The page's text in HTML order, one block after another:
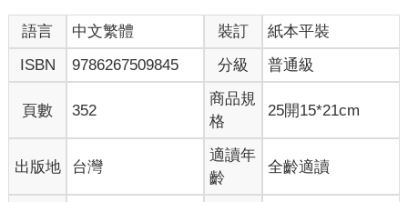
前往充滿活力的東南亞，在新加坡國立大學擔任研究員。穿梭在
東協（ASEAN）十國當中，我親眼見證中國的經濟和政治影響力
迅速擴大，無論是主導當地的巨型土地開發計劃，還是出口至各
國的高鐵建設。這些外部觀察的經驗，後來都在我剖析中國新移
我首次留意到在日中國人社群，是在二○一八年。定居東京後，我
逐漸將目光投向坐落在埼玉縣南部的「新西川口唐人街」，並頻
繁前往採訪。在名為」芝園團地「的巨大住宅社區中，中國居民
比例已達約百分之五十。有些家庭是從原本新華僑聚居的高田馬
語言 中文繁體 裝訂
紙本平裝
ISBN
9786267509845 分級 普通級
頁數 352
商品規
格
25開15*21cm
出版地 台灣
適讀年
齡
全齡適讀